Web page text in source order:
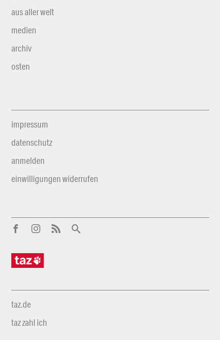
aus aller welt
medien
archiv
osten
impressum
datenschutz
anmelden
einwilligungen widerrufen
taz.de
taz zahl ich